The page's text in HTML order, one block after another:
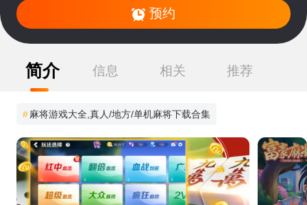
预约
简介 信息 相关 推荐
#麻将游戏大全,真人/地方/单机麻将下载合集